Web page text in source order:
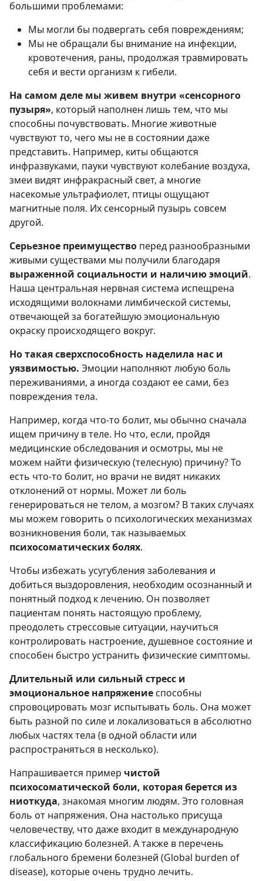
большими проблемами:
Мы могли бы подвергать себя повреждениям;
Мы не обращали бы внимание на инфекции,
кровотечения, раны, продолжая травмировать
себя и вести организм к гибели.
На самом деле мы живем внутри «сенсорного
пузыря», который наполнен лишь тем, что мы
способны почувствовать. Многие животные
чувствуют то, чего мы не в состоянии даже
представить. Например, киты общаются
инфразвуками, пауки чувствуют колебание воздуха,
змеи видят инфракрасный свет, а многие
насекомые ультрафиолет, птицы ощущают
магнитные поля. Их сенсорный пузырь совсем
другой.
Серьезное преимущество перед разнообразными
живыми существами мы получили благодаря
выраженной социальности и наличию эмоций.
Наша центральная нервная система испещрена
исходящими волокнами лимбической системы,
отвечающей за богатейшую эмоциональную
окраску происходящего вокруг.
Но такая сверхспособность наделила нас и
уязвимостью. Эмоции наполняют любую боль
переживаниями, а иногда создают ее сами, без
повреждения тела.
Например, когда что-то болит, мы обычно сначала
ищем причину в теле. Но что, если, пройдя
медицинские обследования и осмотры, мы не
можем найти физическую (телесную) причину? То
есть что-то болит, но врачи не видят никаких
отклонений от нормы. Может ли боль
генерироваться не телом, а мозгом? В таких случаях
мы можем говорить о психологических механизмах
возникновения боли, так называемых
психосоматических болях.
Чтобы избежать усугубления заболевания и
добиться выздоровления, необходим осознанный и
понятный подход к лечению. Он позволяет
пациентам понять настоящую проблему,
преодолеть стрессовые ситуации, научиться
контролировать настроение, душевное состояние и
способен быстро устранить физические симптомы.
Длительный или сильный стресс и
эмоциональное напряжение способны
спровоцировать мозг испытывать боль. Она может
быть разной по силе и локализоваться в абсолютно
любых частях тела (в одной области или
распространяться в несколько).
Напрашивается пример чистой
психосоматической боли, которая берется из
ниоткуда, знакомая многим людям. Это головная
боль от напряжения. Она настолько присуща
человечеству, что даже входит в международную
классификацию болезней. А также в перечень
глобального бремени болезней (Global burden of
disease), которые очень трудно лечить.